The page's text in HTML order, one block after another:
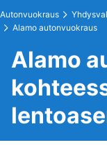
Autonvuokraus
Alamo autonvuokraus
Alamo